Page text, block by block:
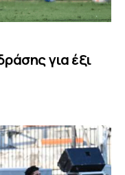
για έξι